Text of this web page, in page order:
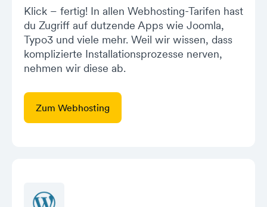
Klick – fertig! In allen Webhosting-Tarifen hast
du Zugriff auf dutzende Apps wie Joomla,
Typo3 und viele mehr. Weil wir wissen, dass
komplizierte Installationsprozesse nerven,
nehmen wir diese ab.
Zum Webhosting